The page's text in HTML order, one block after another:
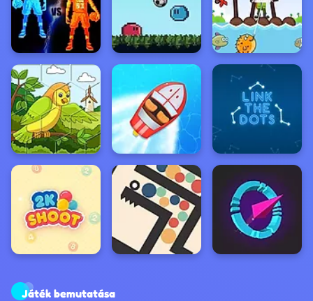
Játék bemutatása